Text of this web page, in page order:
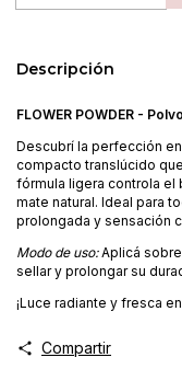
Descripción
FLOWER POWDER -
Descubrí la perfección
compacto translúcido
fórmula ligera controla el
mate natural. Ideal para
prolongada y sensación
Modo de uso:Aplicá
sellar y prolongar su
¡Luce radiante y fresca
Compartir